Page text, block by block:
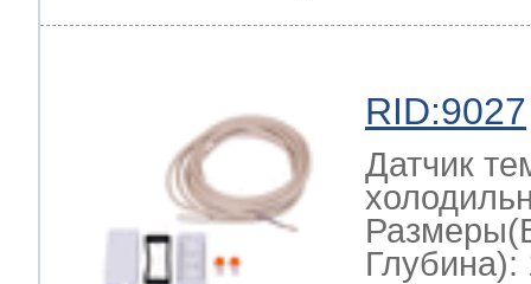
RID:9027
Датчик
Глубина):